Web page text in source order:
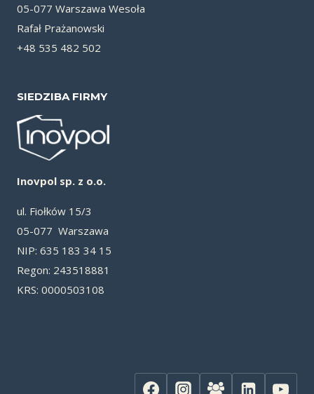
05-077 Warszawa Wesoła
Rafał Prażanowski
+48 535 482 502
SIEDZIBA FIRMY
Inovpol sp. z o.o.
ul. Fiołków 15/3
05-077 Warszawa
NIP: 635 183 34 15
Re­gon: 243518881
KRS: 0000503108